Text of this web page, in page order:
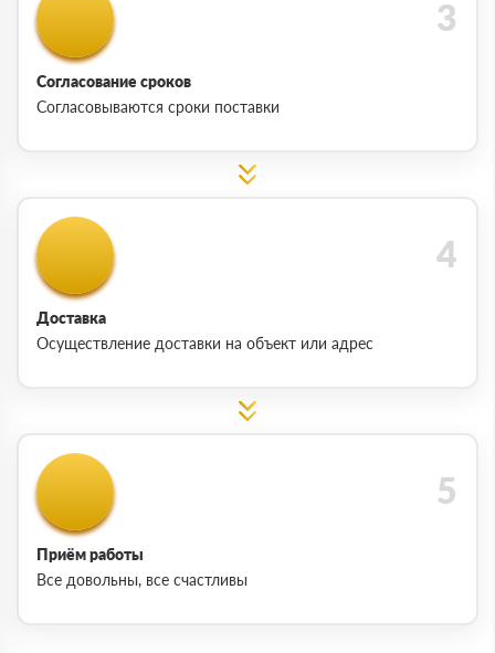
Согласование сроков
Согласовываются сроки поставки
Доставка
Осуществление доставки на объект или адрес
Приём работы
Все довольны, все счастливы